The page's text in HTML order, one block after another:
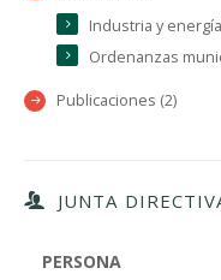
Industria y
Ordenanzas
Publicaciones (2)
JUNTA
PERSONA